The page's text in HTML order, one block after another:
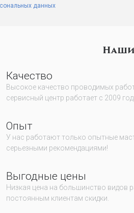
данных
Наши
Качество
Высокое качество проводимых
сервисный центр работает с 2009
Опыт
У нас работают только опытные
серьезными рекомендациями!
Выгодные цены
Низкая цена на большинство видов
постоянным клиентам скидки.